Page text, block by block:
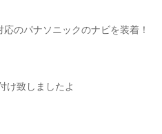
のパナソニックのナビを装着！
け致しましたよ